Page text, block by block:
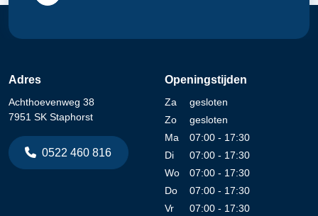
Adres
Achthoevenweg 38
7951 SK Staphorst
0522 460 816
Openingstijden
Za
gesloten
Zo
gesloten
Ma
07:00 - 17:30
Di
07:00 - 17:30
Wo
07:00 - 17:30
Do
07:00 - 17:30
Vr
07:00 - 17:30